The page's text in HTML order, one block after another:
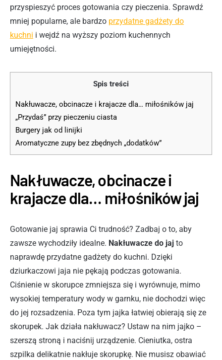
przyspieszyć proces gotowania czy pieczenia. Sprawdź
mniej popularne, ale bardzo przydatne gadżety do
kuchni i wejdź na wyższy poziom kuchennych
umiejętności.
Spis treści
Nakłuwacze, obcinacze i krajacze dla… miłośników jaj
„Przydaś” przy pieczeniu ciasta
Burgery jak od linijki
Aromatyczne zupy bez zbędnych „dodatków”
Nakłuwacze, obcinacze i
krajacze dla… miłośników jaj
Gotowanie jaj sprawia Ci trudność? Zadbaj o to, aby
zawsze wychodziły idealne. Nakłuwacze do jaj to
naprawdę przydatne gadżety do kuchni. Dzięki
dziurkaczowi jaja nie pękają podczas gotowania.
Ciśnienie w skorupce zmniejsza się i wyrównuje, mimo
wysokiej temperatury wody w garnku, nie dochodzi więc
do jej rozsadzenia. Poza tym jajka łatwiej obierają się ze
skorupek. Jak działa nakłuwacz? Ustaw na nim jajko –
szerszą stroną i naciśnij urządzenie. Cieniutka, ostra
szpilka delikatnie nakłuje skorupkę. Nie musisz obawiać